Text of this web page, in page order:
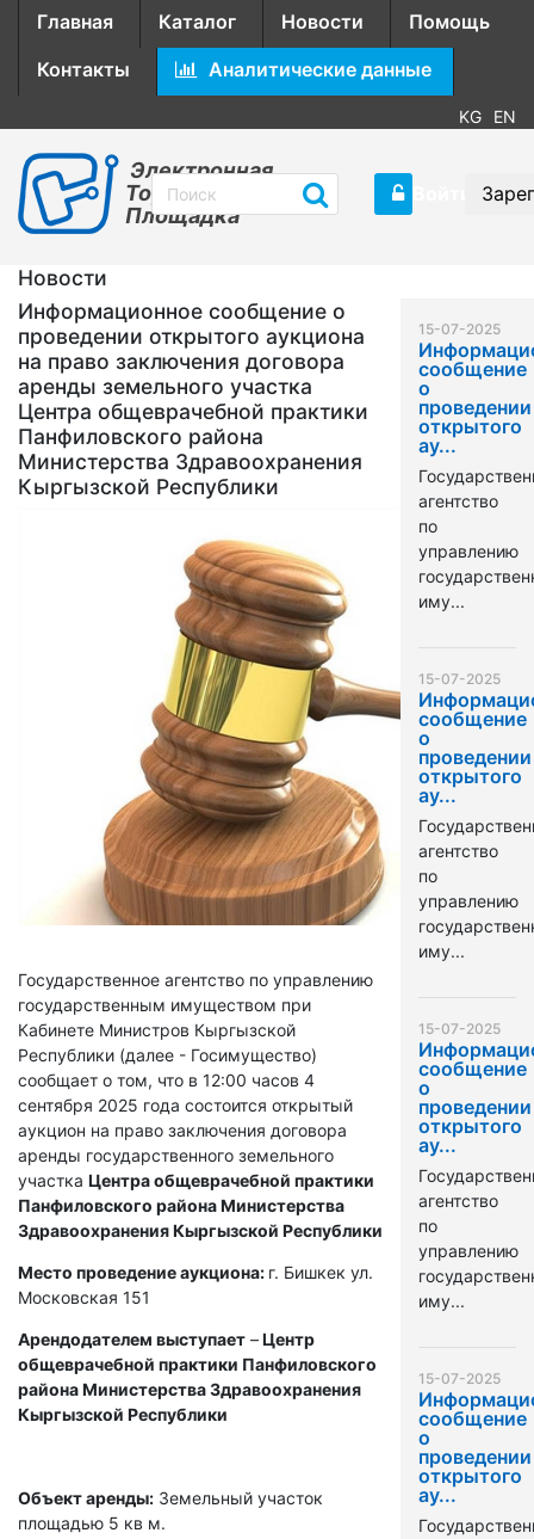
Главная Каталог Новости
Помощь
Контакты
Аналитические данные
KG EN
Электронная
Торговая
Площадка
Новости
Информационное сообщение о
проведении открытого аукциона
на право заключения договора
аренды земельного участка
Центра общеврачебной практики
Панфиловского района
Министерства Здравоохранения
Кыргызской Республики
Государственное агентство по управлению
государственным имуществом при
Кабинете Министров Кыргызской
Республики (далее - Госимущество)
сообщает о том, что в 12:00 часов 4
сентября 2025 года состоится открытый
аукцион на право заключения договора
аренды государственного земельного
участка Центра общеврачебной практики
Панфиловского района Министерства
Здравоохранения Кыргызской Республики
Место проведение аукциона: г. Бишкек ул.
Московская 151
Арендодателем выступает –Центр
общеврачебной практики Панфиловского
района Министерства Здравоохранения
Кыргызской Республики
Объект аренды: Земельный участок
площадью 5 кв м.
15-07-2025
сообщение
о
проведении
открытого
ау...
агентство
по
управлению
иму...
15-07-2025
сообщение
о
проведении
открытого
ау...
агентство
по
управлению
иму...
15-07-2025
сообщение
о
проведении
открытого
ау...
агентство
по
управлению
иму...
15-07-2025
сообщение
о
проведении
открытого
ау...